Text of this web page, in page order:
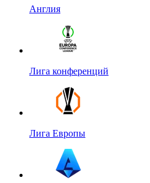
Англия
Лига конференций
Лига Европы